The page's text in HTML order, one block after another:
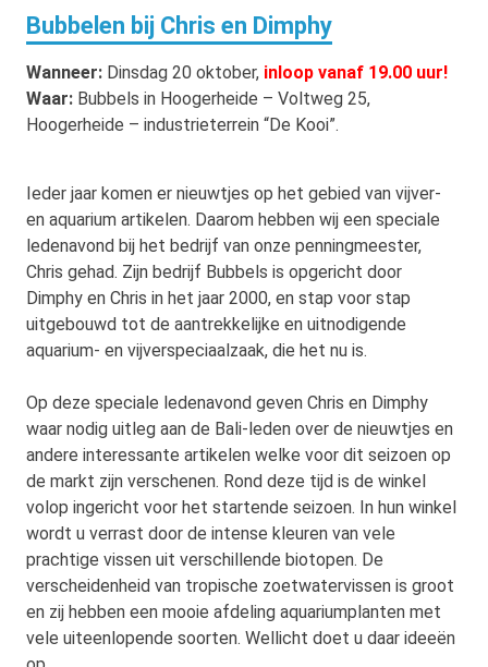
Bubbelen bij Chris en Dimphy
Wanneer: Dinsdag 20 oktober, inloop vanaf 19.00 uur!
Waar: Bubbels in Hoogerheide – Voltweg 25,
Hoogerheide – industrieterrein “De Kooi”.
Ieder jaar komen er nieuwtjes op het gebied van vijver-
en aquarium artikelen. Daarom hebben wij een speciale
ledenavond bij het bedrijf van onze penningmeester,
Chris gehad. Zijn bedrijf Bubbels is opgericht door
Dimphy en Chris in het jaar 2000, en stap voor stap
uitgebouwd tot de aantrekkelijke en uitnodigende
aquarium- en vijverspeciaalzaak, die het nu is.
Op deze speciale ledenavond geven Chris en Dimphy
waar nodig uitleg aan de Bali-leden over de nieuwtjes en
andere interessante artikelen welke voor dit seizoen op
de markt zijn verschenen. Rond deze tijd is de winkel
volop ingericht voor het startende seizoen. In hun winkel
wordt u verrast door de intense kleuren van vele
prachtige vissen uit verschillende biotopen. De
verscheidenheid van tropische zoetwatervissen is groot
en zij hebben een mooie afdeling aquariumplanten met
vele uiteenlopende soorten. Wellicht doet u daar ideeën